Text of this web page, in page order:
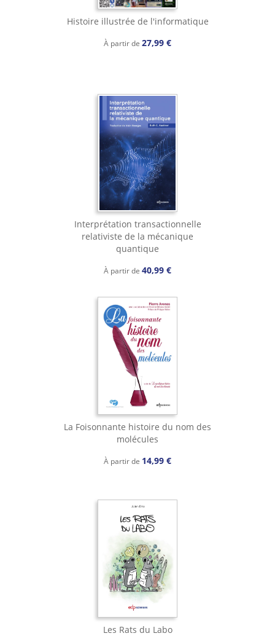
Histoire illustrée de l'informatique
À partir de 27,99 €
Interprétation transactionnelle
relativiste de la mécanique
quantique
À partir de 40,99 €
La Foisonnante histoire du nom des
molécules
À partir de 14,99 €
Les Rats du Labo